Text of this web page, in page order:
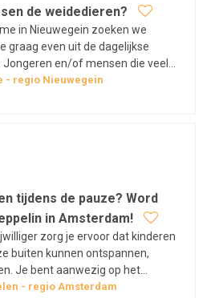
de weidedieren?
in Nieuwegein zoeken we
graag even uit de dagelijkse
en/of mensen die veel
voelen, of eigenlijk wel
rustige plek in de natuur. Je
regio Nieuwegein
tijdens de pauze? Word
in Amsterdam!
buiten kunnen ontspannen,
Je bent aanwezig op het
en stimuleert leuk en veilig
regio Amsterdam